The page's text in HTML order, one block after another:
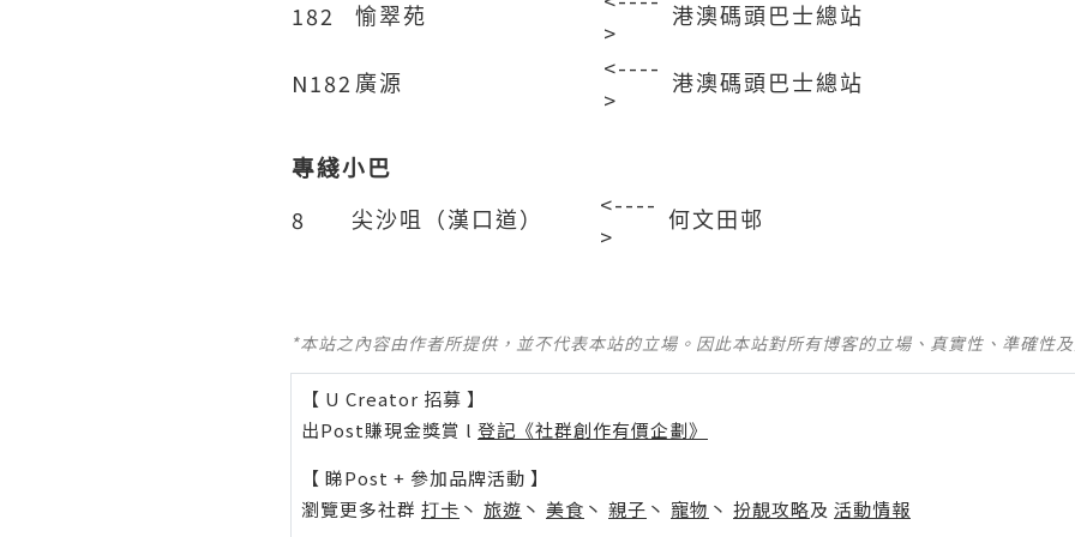
182 愉翠苑
>
港澳碼頭巴士總站
N182 廣源
<----
>
港澳碼頭巴士總站
專綫小巴
8 尖沙咀（漢口道）
<----
>
何文田邨
*本站之內容由作者所提供，並不代表本站的立場。因此本站對所有博客的立場、真實性、準確性
【 U Creator 招募 】
出Post賺現金獎賞 l 登記《社群創作有價企劃》
【 睇Post + 參加品牌活動 】
瀏覽更多社群 打卡 丶 旅遊 丶 美食 丶 親子 丶 寵物 丶 扮靚攻略及 活動情報